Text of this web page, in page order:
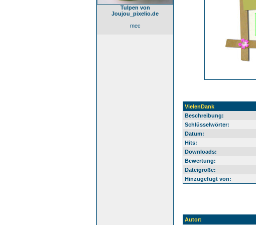
Tulpen von
Joujou_pixelio.de
mec
VielenDank
Beschreibung:
Schlüsselwörter:
Datum:
Hits:
Downloads:
Bewertung:
Dateigröße:
Hinzugefügt von:
Autor: